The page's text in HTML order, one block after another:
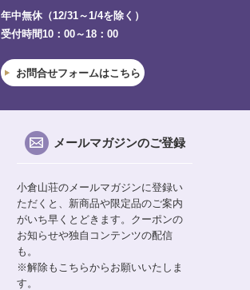
年中無休（12/31～1/4を除く）
受付時間10：00～18：00
お問合せフォームはこちら
メールマガジンのご登録
小倉山荘のメールマガジンに登録い
ただくと、新商品や限定品のご案内
がいち早くとどきます。クーポンの
お知らせや独自コンテンツの配信
も。
※解除もこちらからお願いいたしま
す。